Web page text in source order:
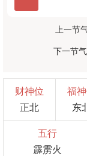
上一节
下一节
财神位
正北
福
东
五行
霹雳火